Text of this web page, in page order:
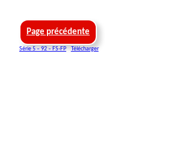
Page précédente
Série 5 – 92 – FS-FP Télécharger